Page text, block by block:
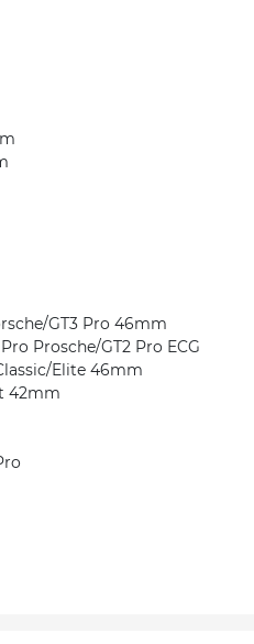
GT3 Pro 46mm
Prosche/GT2 Pro ECG
Elite 46mm
42mm